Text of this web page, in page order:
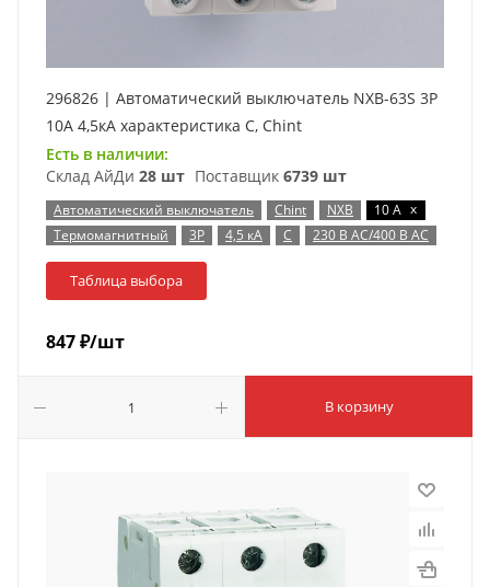
296826 | Автоматический выключатель NXB-63S 3P
10А 4,5кА характеристика C, Chint
Есть в наличии:
Склад АйДи 28 шт Поставщик 6739 шт
Автоматический выключатель Chint NXB 10 А x
Термомагнитный
3P 4,5 кА C 230 В AC/400 В AC
Таблица выбора
847₽/шт
В корзину